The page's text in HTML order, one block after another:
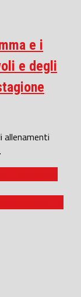
e i
e degli
allenamenti